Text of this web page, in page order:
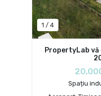
1 / 4
PropertyLab
Spațiu